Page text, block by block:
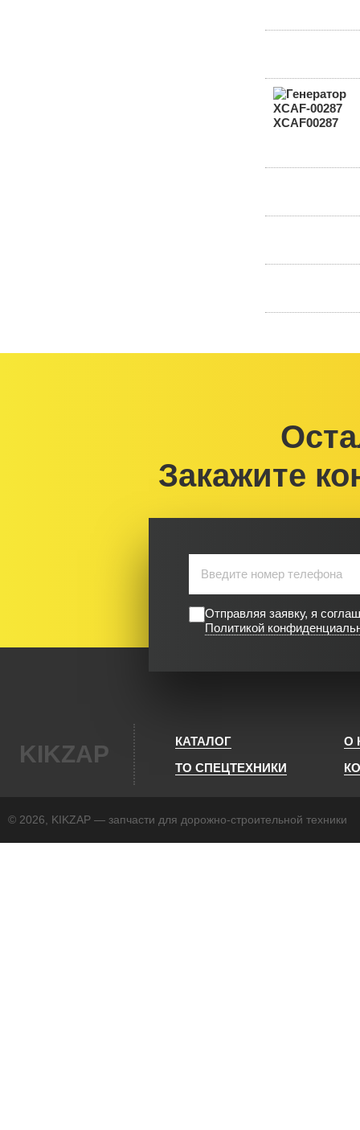
Закажите
Отправляя заявку, я
Политикой
KIKZAP КАТАЛОГ
О
ТО СПЕЦТЕХНИКИ
© 2026, KIKZAP — запчасти для дорожно-строительной техники